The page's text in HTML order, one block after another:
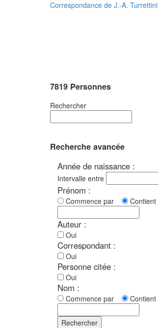
Correspondance de J.-A. Turrettini
7819 Personnes
Rechercher
Recherche avancée
Année de naissance :
Intervalle entre
Prénom :
Commence par Contient
Auteur :
Oui
Correspondant :
Oui
Personne citée :
Oui
Nom :
Commence par Contient
Rechercher